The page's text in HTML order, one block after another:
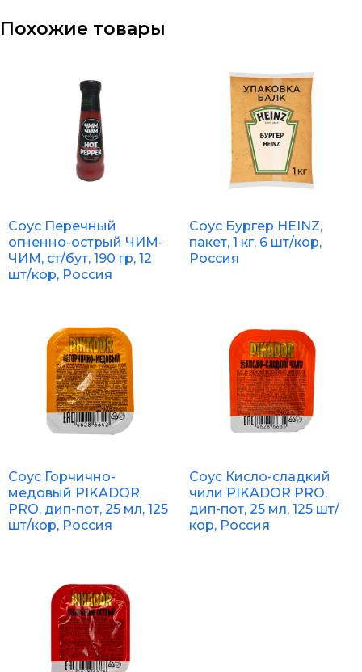
Похожие товары
Соус Перечный
огненно-острый ЧИМ-
ЧИМ, ст/бут, 190 гр, 12
шт/кор, Россия
Соус Бургер HEINZ,
пакет, 1 кг, 6 шт/кор,
Россия
Соус Горчично-
медовый PIKADOR
PRO, дип-пот, 25 мл, 125
шт/кор, Россия
Соус Кисло-сладкий
чили PIKADOR PRO,
дип-пот, 25 мл, 125 шт/
кор, Россия